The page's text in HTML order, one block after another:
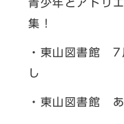
青少年とアトリ
集！
・東山図書館 7
し
・東山図書館